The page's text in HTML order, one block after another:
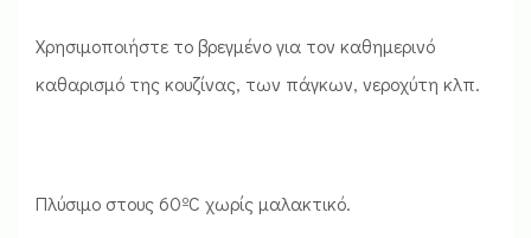
Χρησιμοποιήστε το βρεγμένο για τον καθημερινό
καθαρισμό της κουζίνας, των πάγκων, νεροχύτη κλπ.
Πλύσιμο στους 60ºC χωρίς μαλακτικό.